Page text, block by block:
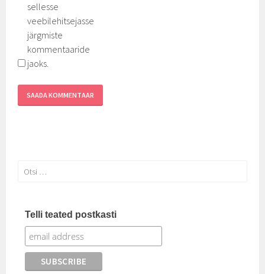
sellesse
veebilehitsejasse
järgmiste
kommentaaride
jaoks.
Otsi:
Telli teated postkasti